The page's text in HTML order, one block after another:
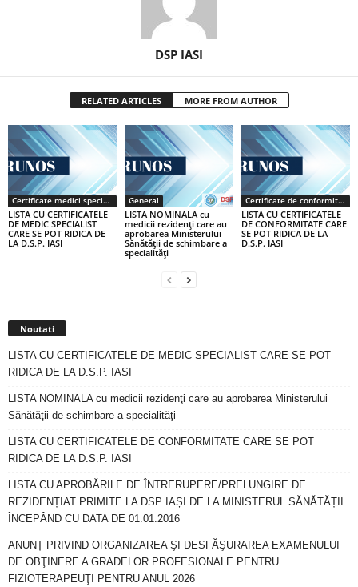
DSP IASI
RELATED ARTICLES MORE FROM AUTHOR
Certificate medici specialiști / primari
LISTA CU CERTIFICATELE
DE MEDIC SPECIALIST
CARE SE POT RIDICA DE
LA D.S.P. IASI
General
LISTA NOMINALA cu
medicii rezidenţi care au
aprobarea Ministerului
Sănătăţii de schimbare a
specialităţi
Certificate de conformitate
LISTA CU CERTIFICATELE
DE CONFORMITATE CARE
SE POT RIDICA DE LA
D.S.P. IASI
Noutati
LISTA CU CERTIFICATELE DE MEDIC SPECIALIST CARE SE POT
RIDICA DE LA D.S.P. IASI
LISTA NOMINALA cu medicii rezidenţi care au aprobarea Ministerului
Sănătăţii de schimbare a specialităţi
LISTA CU CERTIFICATELE DE CONFORMITATE CARE SE POT
RIDICA DE LA D.S.P. IASI
LISTA CU APROBĂRILE DE ÎNTRERUPERE/PRELUNGIRE DE
REZIDENȚIAT PRIMITE LA DSP IAȘI DE LA MINISTERUL SĂNĂTĂȚII
ÎNCEPÂND CU DATA DE 01.01.2016
ANUNȚ PRIVIND ORGANIZAREA ŞI DESFĂŞURAREA EXAMENULUI
DE OBŢINERE A GRADELOR PROFESIONALE PENTRU
FIZIOTERAPEUŢI PENTRU ANUL 2026